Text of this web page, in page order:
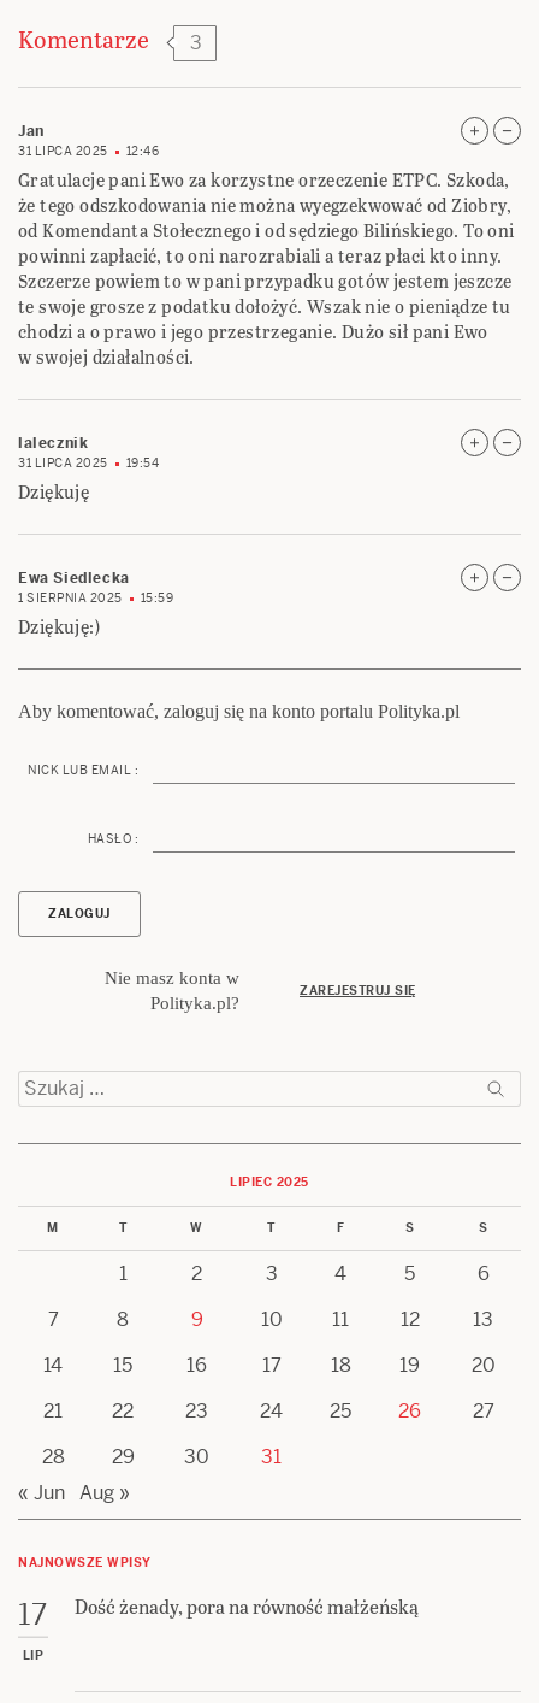
Komentarze 3
Jan
31 LIPCA 2025 12:46
Gratulacje pani Ewo za korzystne orzeczenie ETPC. Szkoda,
że tego odszkodowania nie można wyegzekwować od Ziobry,
od Komendanta Stołecznego i od sędziego Bilińskiego. To oni
powinni zapłacić, to oni narozrabiali a teraz płaci kto inny.
Szczerze powiem to w pani przypadku gotów jestem jeszcze
te swoje grosze z podatku dołożyć. Wszak nie o pieniądze tu
chodzi a o prawo i jego przestrzeganie. Dużo sił pani Ewo
w swojej działalności.
lalecznik
31 LIPCA 2025 19:54
Dziękuję
Ewa Siedlecka
1 SIERPNIA 2025 15:59
Dziękuję:)
Aby komentować, zaloguj się na konto portalu Polityka.pl
NICK LUB EMAIL :
HASŁO :
Nie masz konta w
Polityka.pl?
ZAREJESTRUJ SIĘ
Szukaj:
LIPIEC 2025
M T W T F S S
1 2 3 4 5
6
7
8 9 10 11 12
13
14
15 16 17 18 19
20
21
22 23 24 25 26
27
28
29 30
31
« Jun Aug »
NAJNOWSZE WPISY
17
LIP
Dość żenady, pora na równość małżeńską